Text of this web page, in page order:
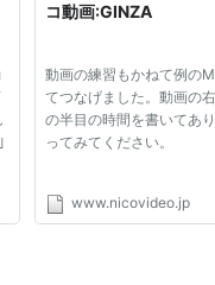
コ動画:GINZA
動画の練習もかねて例の
てつなげました。動画の
の半目の時間を書いてあ
ってみてください。
www.nicovideo.jp